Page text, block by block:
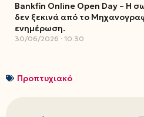
Bankfin Online Open Day – Η
δεν ξεκινά από το
ενημέρωση.
30/06/2026 10:30
Προπτυχιακό